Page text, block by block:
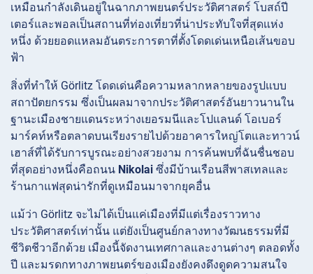
เหมือนกำลังเดินอยู่ในฉากภาพยนตร์ประวัติศาสตร์ โบสถ์ปี
เตอร์และพอลเป็นสถานที่ท่องเที่ยวที่น่าประทับใจที่สุดแห่ง
หนึ่ง ด้วยยอดแหลมอันตระการตาที่ตั้งโดดเด่นเหนือเส้นขอบ
ฟ้า
สิ่งที่ทำให้ Görlitz โดดเด่นคือความหลากหลายของรูปแบบ
สถาปัตยกรรม ซึ่งเป็นผลมาจากประวัติศาสตร์อันยาวนานใน
ฐานะเมืองชายแดนระหว่างเยอรมนีและโปแลนด์ โอเบอร์
มาร์คท์หรือตลาดบนเรียงรายไปด้วยอาคารใหญ่โตและทาวน์
เฮาส์ที่ได้รับการบูรณะอย่างสวยงาม การค้นพบที่ฉันชื่นชอบ
ที่สุดอย่างหนึ่งคือถนน Nikolai ซึ่งมีบ้านเรือนสีพาสเทลและ
ร้านกาแฟสุดน่ารักที่ดูเหมือนมาจากยุคอื่น
แม้ว่า Görlitz จะไม่ได้เป็นแค่เมืองที่มีแต่เรื่องราวทาง
ประวัติศาสตร์เท่านั้น แต่ยังเป็นศูนย์กลางทางวัฒนธรรมที่มี
ชีวิตชีวาอีกด้วย เมืองนี้จัดงานเทศกาลและงานต่างๆ ตลอดทั้ง
ปี และมรดกทางภาพยนตร์ของเมืองยังคงดึงดูดความสนใจ